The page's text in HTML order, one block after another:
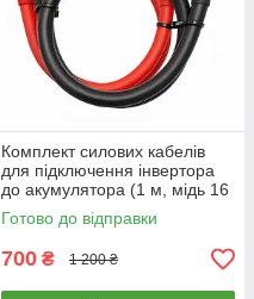
Комплект силових кабелів
для підключення інвертора
до акумулятора (1 м, мідь 16
мм², червоний + чорний) для
інвертора, АКБ
Готово до відправки
700 ₴ 1 200 ₴